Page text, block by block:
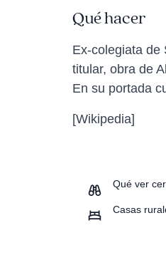
Qué hacer
Ex-colegiata de
titular, obra de
En su portada
[Wikipedia]
Qué ver
Casas